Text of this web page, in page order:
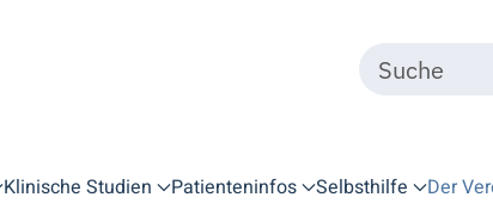
Klinische Studien Patienteninfos Selbsthilfe Der